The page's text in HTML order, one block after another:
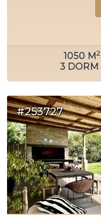
1050 M2
3 DORM
#253727